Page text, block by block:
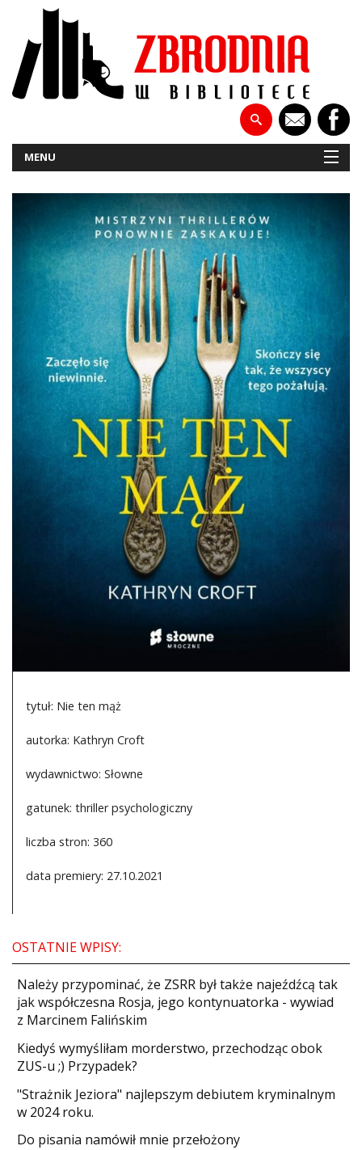
MENU
NOWOŚCI
PATRONATY
WYWIADY
RECENZJE
DO CZYTANIA
NA EKRANIE
KONTAKT
tytuł: Nie ten mąż
autorka: Kathryn Croft
wydawnictwo: Słowne
gatunek: thriller psychologiczny
liczba stron: 360
data premiery: 27.10.2021
OSTATNIE WPISY:
Należy przypominać, że ZSRR był także najeźdźcą tak
jak współczesna Rosja, jego kontynuatorka - wywiad
z Marcinem Falińskim
Kiedyś wymyśliłam morderstwo, przechodząc obok
ZUS-u ;) Przypadek?
"Strażnik Jeziora" najlepszym debiutem kryminalnym
w 2024 roku.
Do pisania namówił mnie przełożony